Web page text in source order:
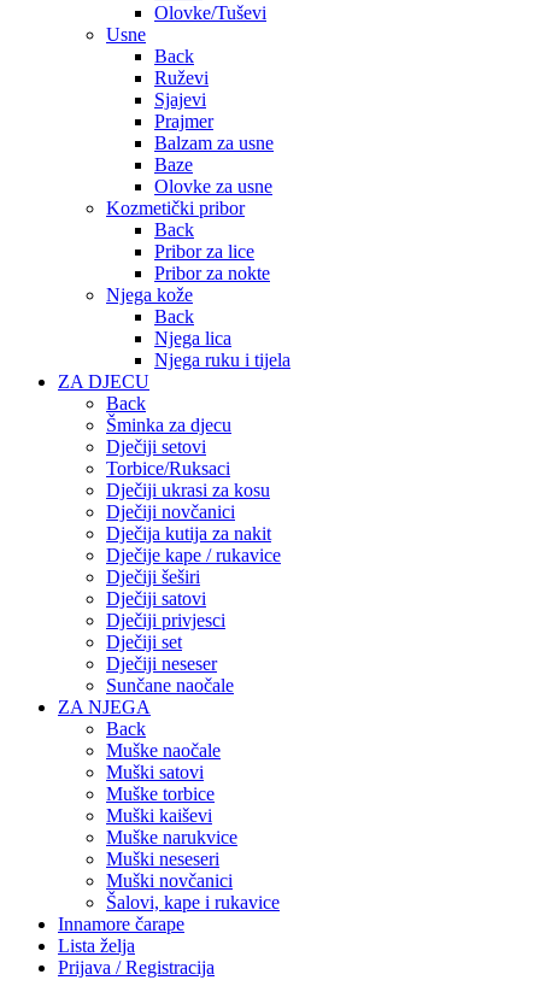
Olovke/Tuševi
Usne
Back
Ruževi
Sjajevi
Prajmer
Balzam za usne
Baze
Olovke za usne
Kozmetički pribor
Back
Pribor za lice
Pribor za nokte
Njega kože
Back
Njega lica
Njega ruku i tijela
ZA DJECU
Back
Šminka za djecu
Dječiji setovi
Torbice/Ruksaci
Dječiji ukrasi za kosu
Dječiji novčanici
Dječija kutija za nakit
Dječije kape / rukavice
Dječiji šeširi
Dječiji satovi
Dječiji privjesci
Dječiji set
Dječiji neseser
Sunčane naočale
ZA NJEGA
Back
Muške naočale
Muški satovi
Muške torbice
Muški kaiševi
Muške narukvice
Muški neseseri
Muški novčanici
Šalovi, kape i rukavice
Innamore čarape
Lista želja
Prijava / Registracija